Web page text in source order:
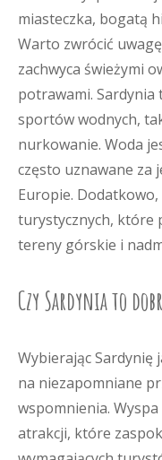
miasteczka, bogatą
Warto zwrócić
zachwyca świeżymi
potrawami. Sardynia
sportów wodnych,
nurkowanie. Woda
często uznawane za
Europie.
turystycznych, które
tereny górskie i
Czy Sardynia to
Wybierając Sardynię
na niezapomniane
wspomnienia.
atrakcji, które